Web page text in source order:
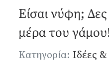
Είσαι νύφη; Δες
μέρα του
Λεπτομέρειες
Κατηγορία: Ιδέες